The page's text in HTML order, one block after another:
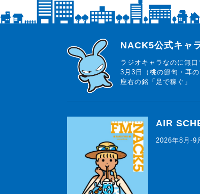
らじっと君
NACK5公式キャ
ラジオキャラなのに無
3月3日（桃の節句・耳
座右の銘「足で稼ぐ」
AIR
2026年8月-9